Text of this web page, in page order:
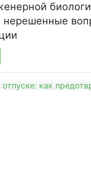
нерешенные